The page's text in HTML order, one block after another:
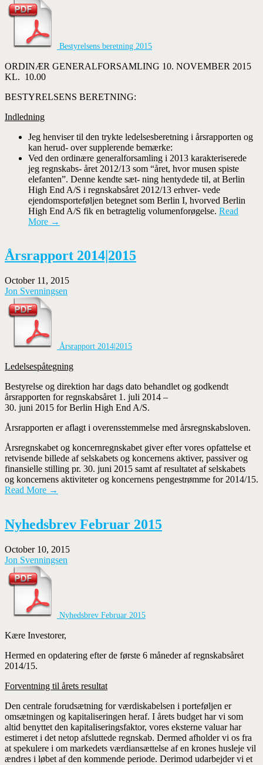
Bestyrelsens beretning 2015
ORDINÆR GENERALFORSAMLING 10. NOVEMBER 2015
KL. 10.00
BESTYRELSENS BERETNING:
Indledning
Jeg henviser til den trykte ledelsesberetning i årsrapporten og
kan herud- over supplerende bemærke:
Ved den ordinære generalforsamling i 2013 karakteriserede
jeg regnskabs- året 2012/13 som “året, hvor musen spiste
elefanten”. Denne kendte sæt- ning hentydede til, at Berlin
High End A/S i regnskabsåret 2012/13 erhver- vede
ejendomsporteføljen betegnet som Berlin I, hvorved Berlin
High End A/S fik en betragtelig volumenforøgelse. Read
More →
Årsrapport 2014|2015
October 11, 2015
Jon Svenningsen
Årsrapport 2014|2015
Ledelsespåtegning
Bestyrelse og direktion har dags dato behandlet og godkendt
årsrapporten for regnskabsåret 1. juli 2014 –
30. juni 2015 for Berlin High End A/S.
Årsrapporten er aflagt i overensstemmelse med årsregnskabsloven.
Årsregnskabet og koncernregnskabet giver efter vores opfattelse et
retvisende billede af selskabets og koncernens aktiver, passiver og
finansielle stilling pr. 30. juni 2015 samt af resultatet af selskabets
og koncernens aktiviteter og koncernens pengestrømme for 2014/15.
Read More →
Nyhedsbrev Februar 2015
October 10, 2015
Jon Svenningsen
Nyhedsbrev Februar 2015
Kære Investorer,
Hermed en opdatering efter de første 6 måneder af regnskabsåret
2014/15.
Forventning til årets resultat
Den centrale forudsætning for værdiskabelsen i porteføljen er
omsætningen og kapitaliseringen heraf. I årets budget har vi som
altid benyttet den kapitaliseringsfaktor, vores eksterne valuar har
estimeret i det netop afsluttede regnskab. Dermed afholder vi os fra
at spekulere i om markedets værdiansættelse af en krones husleje vil
ændres i løbet af den kommende periode. Derimod udarbejder vi et